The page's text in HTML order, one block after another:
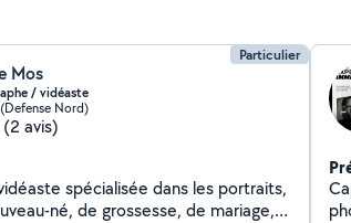
Particulier
Mos
/ vidéaste
(Defense Nord)
(2 avis)
spécialisée dans les portraits,
né, de grossesse, de mariage,